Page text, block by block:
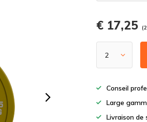
€ 17,25
Conseil
Large
Livraison de